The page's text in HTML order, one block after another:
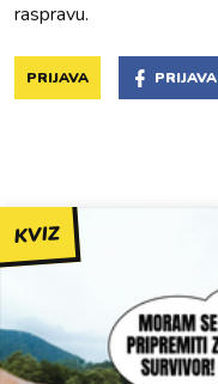
raspravu.
PRIJAVA PRIJAVA
KVIZ